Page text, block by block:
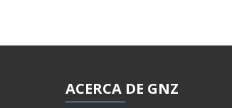
ACERCA DE GNZ